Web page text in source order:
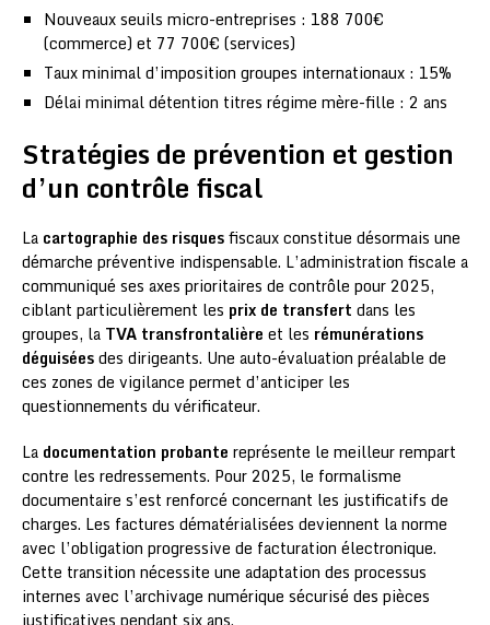
Nouveaux seuils micro-entreprises : 188 700€
(commerce) et 77 700€ (services)
Taux minimal d’imposition groupes internationaux : 15%
Délai minimal détention titres régime mère-fille : 2 ans
Stratégies de prévention et gestion
d’un contrôle fiscal
La cartographie des risquesfiscaux constitue désormais une
démarche préventive indispensable. L’administration fiscale a
communiqué ses axes prioritaires de contrôle pour 2025,
ciblant particulièrement les prix de transfert dans les
groupes, la TVA transfrontalière et les rémunérations
déguiséesdes dirigeants. Une auto-évaluation préalable de
ces zones de vigilance permet d’anticiper les
questionnements du vérificateur.
La documentation probante représente le meilleur rempart
contre les redressements. Pour 2025, le formalisme
documentaire s’est renforcé concernant les justificatifs de
charges. Les factures dématérialisées deviennent la norme
avec l’obligation progressive de facturation électronique.
Cette transition nécessite une adaptation des processus
internes avec l’archivage numérique sécurisé des pièces
justificatives pendant six ans.